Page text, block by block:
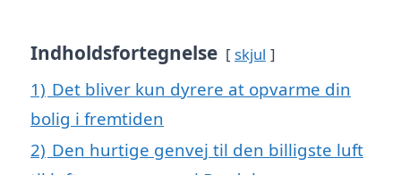
Indholdsfortegnelse skjul
1) Det bliver kun dyrere at opvarme din
bolig i fremtiden
2) Den hurtige genvej til den billigste luft